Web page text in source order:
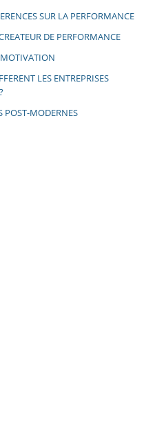
SUR LA PERFORMANCE
DE PERFORMANCE
LES ENTREPRISES
POST-MODERNES